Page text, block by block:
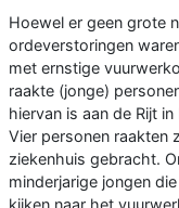
Hoewel er geen grote
ordeverstoringen
met ernstige
raakte (jonge)
hiervan is aan de Rijt
Vier personen raakten
ziekenhuis gebracht.
minderjarige jongen
kijken naar het